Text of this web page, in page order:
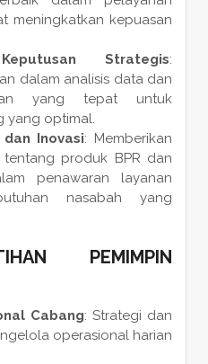
meningkatkan kepuasan
Strategis:
dalam analisis data dan
yang tepat untuk
yang optimal.
Inovasi: Memberikan
produk BPR dan
penawaran layanan
nasabah yang
PEMIMPIN
Cabang: Strategi dan
operasional harian